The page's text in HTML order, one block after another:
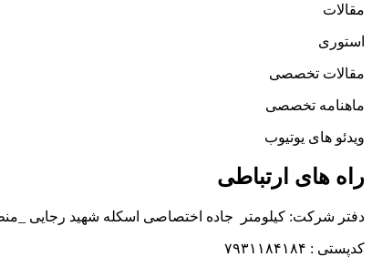
مقالات
استوری
مقالات تخصصی
ماهنامه تخصصی
ویدئو های یوتیوب
راه های ارتباطی
دفتر شرکت: کیلومتر جاده اختصاصی اسکله شهید رجایی
کدپستی : ۷۹۳۱۱۸۴۱۸۴